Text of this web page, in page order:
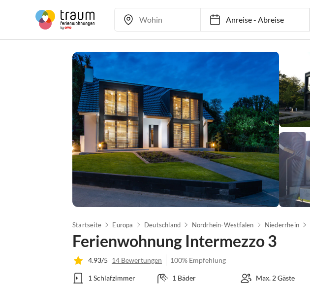
Anreise-Abreise
Startseite Europa Deutschland Nordrhein-Westfalen Niederrhein
Ferienwohnung Intermezzo 3
4.93/5 14 Bewertungen 100% Empfehlung
1 Schlafzimmer 1 Bäder Max. 2 Gäste